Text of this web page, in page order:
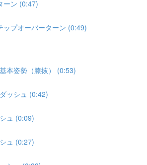
ーン (0:47)
ップオーバーターン (0:49)
本姿勢（膝抜） (0:53)
ッシュ (0:42)
ュ (0:09)
ュ (0:27)